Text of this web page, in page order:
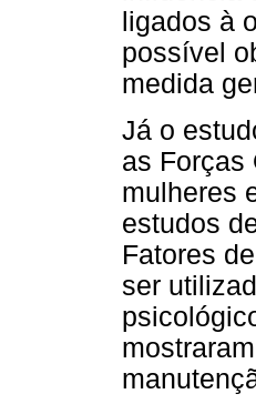
ligados à
possível
medida
Já o
as Forças
mulheres
estudos
Fatores
ser